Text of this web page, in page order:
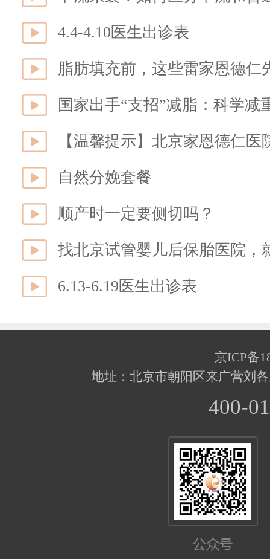
4.4-4.10医生出诊表
脂肪填充前，这些雷家恩德仁
国家出手“支招”减脂：科学减
自然分娩套餐
顺产时一定要侧切吗？
找北京试管婴儿后保胎医院，
6.13-6.19医生出诊表
京ICP备
地址：北京市朝阳区来广营刘
400-